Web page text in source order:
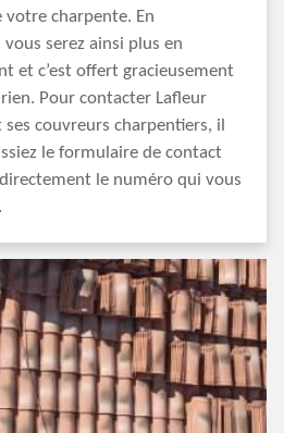
charpente. En
serez ainsi plus en
et c’est offert gracieusement
Pour contacter Lafleur
couvreurs charpentiers, il
le formulaire de contact
le numéro qui vous